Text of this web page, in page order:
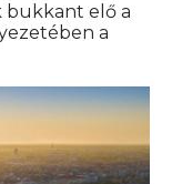
bukkant elő a
a